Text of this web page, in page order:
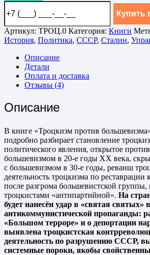
Купить
Артикул: ТРОЦ.0 Категория: Книги
История, Политика, СССР, Сталин,
Описание
Детали
Оплата и доставка
Отзывы (4)
Описание
В книге «Троцкизм против
подробно разбирает становление
политического явления, открытое
большевизмом в 20-е годы ХХ века,
с большевизмом в 30-е годы, реванш
деятельность троцкизма по
после разгрома большевистской группы,
троцкистами «антипартийной». На стра
будет нанесён удар в «святая святых»
антикоммунистической пропаганды:
«Большом терроре» и о депортации
выявлена троцкистская
деятельность по разрушению СССР,
системные пороки, якобы